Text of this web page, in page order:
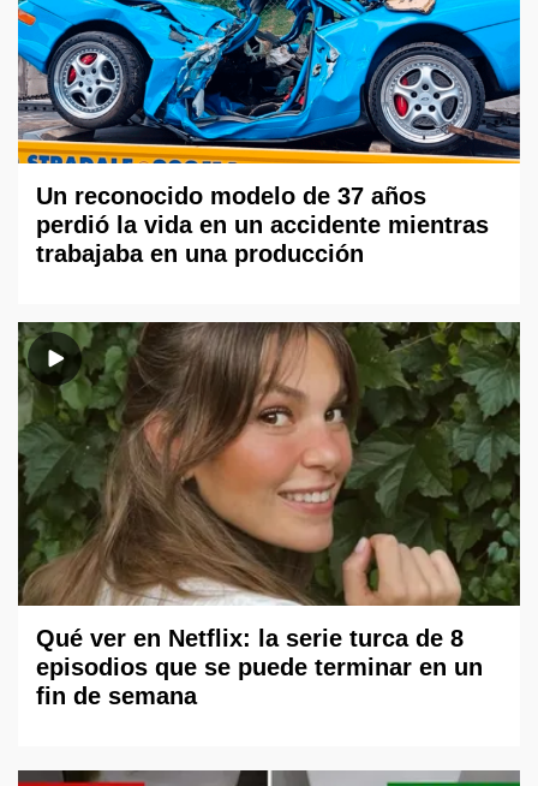
Un reconocido modelo de 37 años
perdió la vida en un accidente mientras
trabajaba en una producción
Qué ver en Netflix: la serie turca de 8
episodios que se puede terminar en un
fin de semana